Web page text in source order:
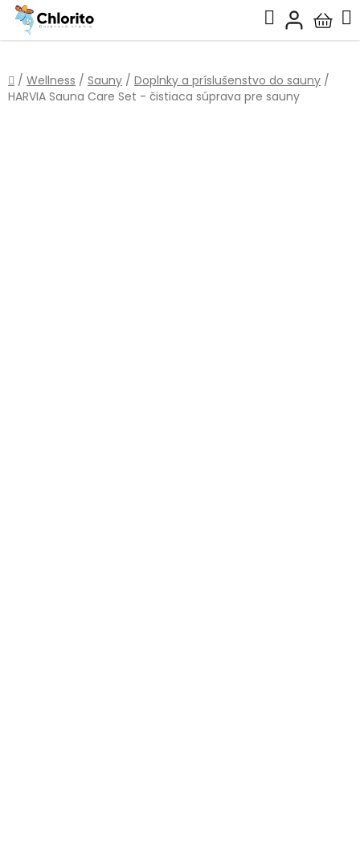
Prejsť
obsah
Hľadať
košík
Domov
/ Wellness / Sauny / Doplnky a príslušenstvo do sauny /
HARVIA Sauna Care Set - čistiaca súprava pre sauny